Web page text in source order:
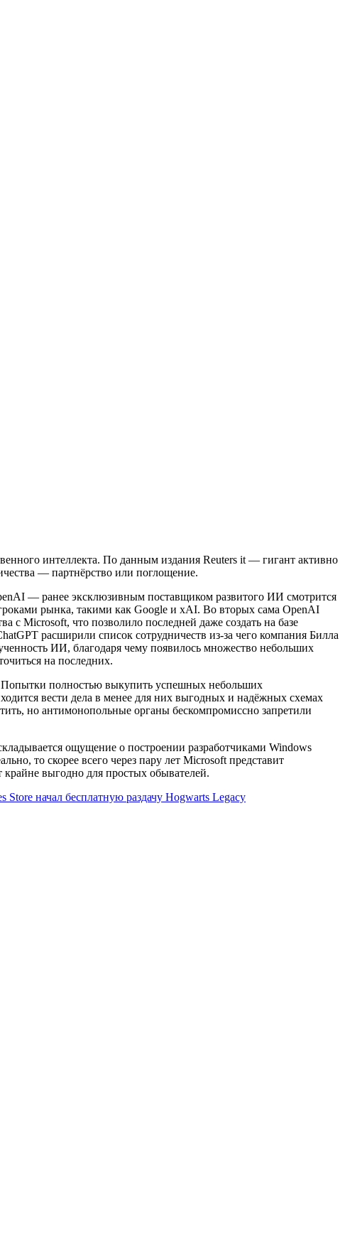
интеллекта. По данным издания Reuters it — гигант активно
— партнёрство или поглощение.
— ранее эксклюзивным поставщиком развитого ИИ смотрится
рынка, такими как Google и xAI. Во вторых сама OpenAI
с Microsoft, что позволило последней даже создать на базе
расширили список сотрудничеств из-за чего компания Билла
ИИ, благодаря чему появилось множество небольших
на последних.
Попытки полностью выкупить успешных небольших
вести дела в менее для них выгодных и надёжных схемах
но антимонопольные органы бескомпромиссно запретили
ощущение о построении разработчиками Windows
то скорее всего через пару лет Microsoft представит
выгодно для простых обывателей.
начал бесплатную раздачу Hogwarts Legacy